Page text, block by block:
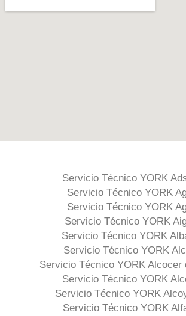
Servicio Técnico YORK
Servicio Técnico YORK
Servicio Técnico YORK
Servicio Técnico YORK
Servicio Técnico YORK
Servicio Técnico YORK
Servicio Técnico YORK Alcocer
Servicio Técnico YORK
Servicio Técnico YORK
Servicio Técnico YORK